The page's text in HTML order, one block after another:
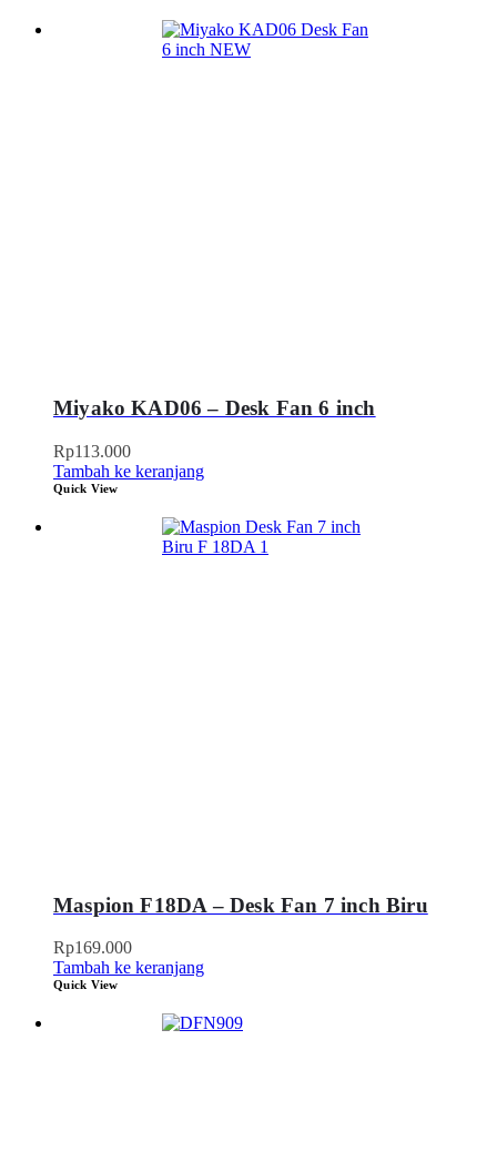
Miyako KAD06 – Desk Fan 6 inch
Rp113.000
Tambah ke keranjang
Quick View
Maspion F18DA – Desk Fan 7 inch Biru
Rp169.000
Tambah ke keranjang
Quick View